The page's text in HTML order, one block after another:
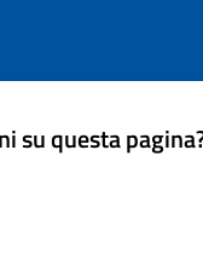
su questa